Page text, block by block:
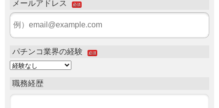
メールアドレス 必須
パチンコ業界の経験 必須
職務経歴